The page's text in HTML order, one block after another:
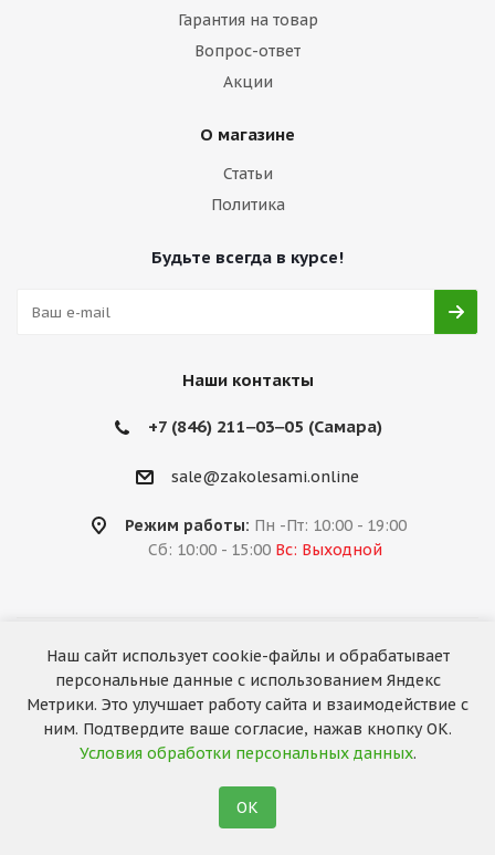
Гарантия на товар
Вопрос-ответ
Акции
О магазине
Статьи
Политика
Будьте всегда в курсе!
Наши контакты
+7 (846) 211‒03‒05 (Самара)
sale@zakolesami.online
Режим работы: Пн -Пт: 10:00 - 19:00
Сб: 10:00 - 15:00 Вс: Выходной
2026 © «За колёсами.Online»
Запуск сайта —RuMaster
Наш сайт использует cookie-файлы и обрабатывает
персональные данные с использованием Яндекс
Метрики. Это улучшает работу сайта и взаимодействие с
ним. Подтвердите ваше согласие, нажав кнопку ОК.
Условия обработки персональных данных.
ОК